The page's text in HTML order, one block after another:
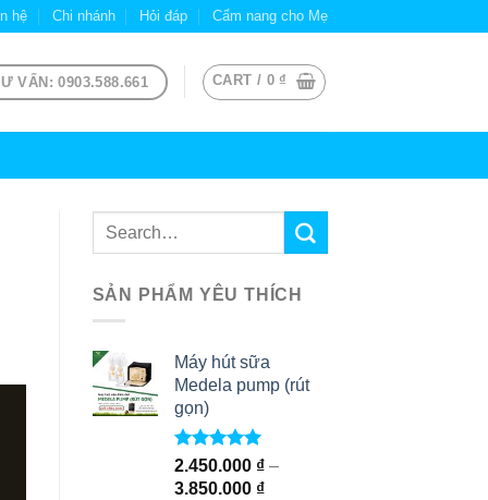
hệ Chi nhánh Hỏi đáp Cẩm nang cho Mẹ
VẤN: 0903.588.661 CART / 0 ₫
SẢN PHẨM YÊU THÍCH
Máy hút sữa
Medela pump (rút
gọn)
Rated5.00
out of 5
2.450.000 ₫–
3.850.000 ₫